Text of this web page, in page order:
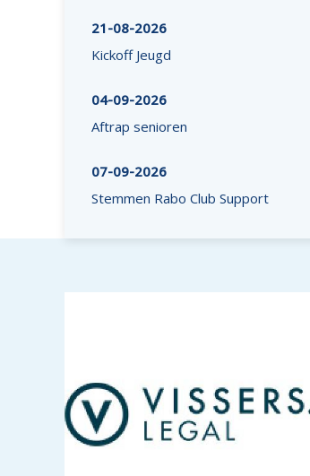
21-08-2026
Kickoff Jeugd
04-09-2026
Aftrap senioren
07-09-2026
Stemmen Rabo Club Support